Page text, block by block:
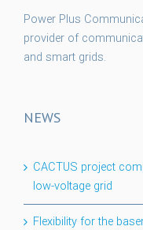
Power Plus
provider of
and smart grids.
NEWS
CACTUS project
low-voltage grid
Flexibility for the